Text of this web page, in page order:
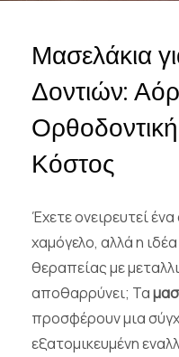
Μασελάκια
Δοντιών:
Κόστος
Έχετε ονειρευτεί
χαμόγελο, αλλά η
θεραπείας με
αποθαρρύνει; Τα
προσφέρουν μια
εξατομικευμένη